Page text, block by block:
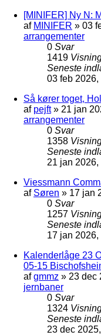
[MINIFER] Ny N:
af MINIFER » 03
arrangementer
0 Svar
1419
Seneste
03 feb 2026,
Så kører toget,
af pejft» 21 jan
arrangementer
0 Svar
1358
Seneste
21 jan 2026,
Viessmann
af Søren » 17 jan
0 Svar
1257
Seneste
17 jan 2026,
Kalenderlåge 23
05-15
afgmmz » 23 dec
jernbaner
0 Svar
1324
Seneste
23 dec